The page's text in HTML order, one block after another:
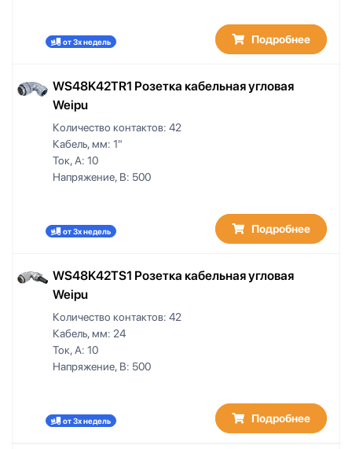
от 3х недель Подробнее
WS48K42TR1 Розетка кабельная угловая
Weipu
Количество контактов:42
Кабель, мм:1"
Ток, А:10
Напряжение, В: 500
от 3х недель Подробнее
WS48K42TS1 Розетка кабельная угловая
Weipu
Количество контактов:42
Кабель, мм:24
Ток, А:10
Напряжение, В: 500
от 3х недель Подробнее